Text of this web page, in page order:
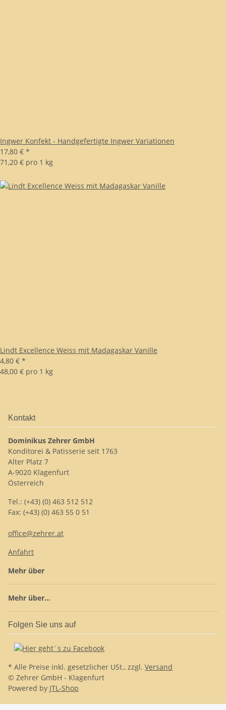
Ingwer Konfekt - Handgefertigte Ingwer Variationen
17,80 € *
71,20 € pro 1 kg
Lindt Excellence Weiss mit Madagaskar Vanille
4,80 € *
48,00 € pro 1 kg
Kontakt
Dominikus Zehrer GmbH
Konditorei & Patisserie seit 1763
Alter Platz 7
A-9020 Klagenfurt
Österreich
Tel.: (+43) (0) 463 512 512
Fax: (+43) (0) 463 55 0 51
office@zehrer.at
Anfahrt
Mehr über
Mehr über...
Folgen Sie uns auf
* Alle Preise inkl. gesetzlicher USt., zzgl. Versand
© Zehrer GmbH - Klagenfurt
Powered by JTL-Shop